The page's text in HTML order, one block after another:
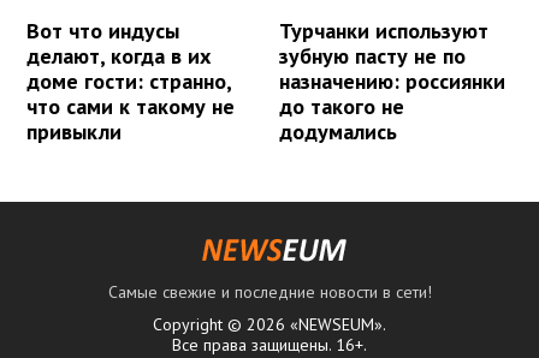
Вот что индусы
делают, когда в их
доме гости: странно,
что сами к такому не
привыкли
Турчанки используют
зубную пасту не по
назначению: россиянки
до такого не
додумались
Самые свежие и последние новости в сети!
Copyright © 2026 «NEWSEUM».
Все права защищены. 16+.